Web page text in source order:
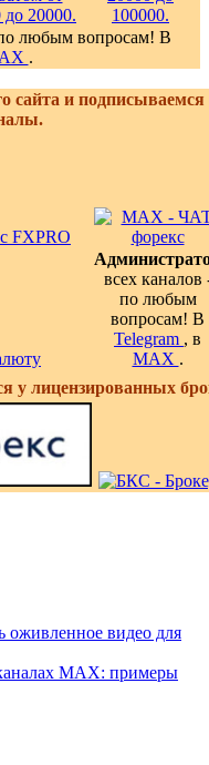
любым вопросам! В
.
сайта и
всех каналов
по любым
вопросам! В
Telegram , в
MAX .
у лицензированных
оживленное видео для
MAX: примеры